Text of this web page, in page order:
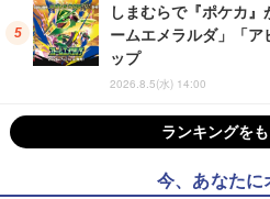
しまむらで『ポケカ
ームエメラルダ」「
ップ
2026.8.5(水) 14:00
ランキングを
今、あなたに